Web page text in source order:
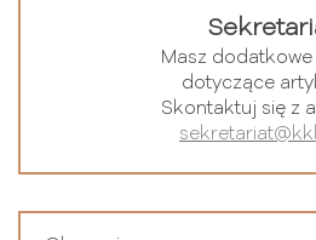
Masz dodatkowe
dotyczące
Skontaktuj się z